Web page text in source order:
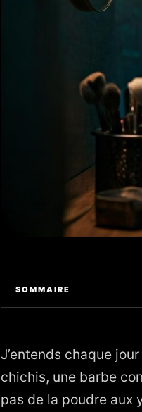
SOMMAIRE
3. Cheveux au cordeau :
4. Détails de pro qui
J’entends chaque
chichis, une barbe
pas de la poudre aux